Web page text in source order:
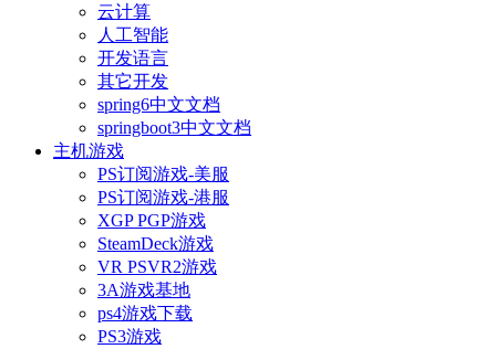
云计算
人工智能
开发语言
其它开发
spring6中文文档
springboot3中文文档
主机游戏
PS订阅游戏-美服
PS订阅游戏-港服
XGP PGP游戏
SteamDeck游戏
VR PSVR2游戏
3A游戏基地
ps4游戏下载
PS3游戏